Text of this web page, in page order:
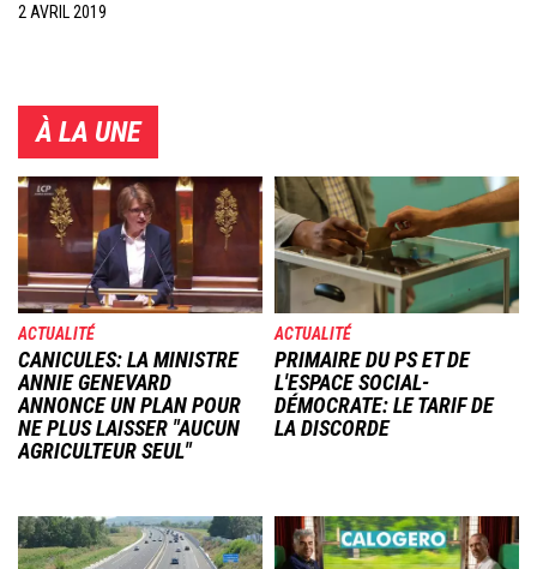
2 AVRIL 2019
À LA UNE
Image
ACTUALITÉ
CANICULES: LA MINISTRE
ANNIE GENEVARD
ANNONCE UN PLAN POUR
NE PLUS LAISSER "AUCUN
AGRICULTEUR SEUL"
Image
ACTUALITÉ
PRIMAIRE DU PS ET DE
L'ESPACE SOCIAL-
DÉMOCRATE: LE TARIF DE
LA DISCORDE
Image Image